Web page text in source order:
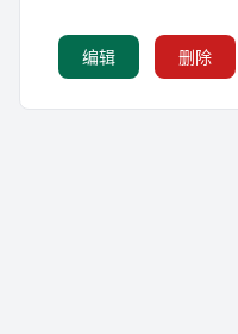
编辑 删除